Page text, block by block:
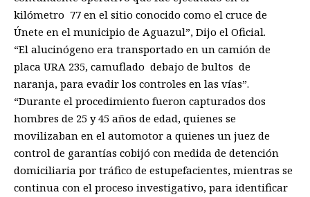
kilómetro 77 en el sitio conocido como el cruce de
Únete en el municipio de Aguazul”, Dijo el Oficial.
“El alucinógeno era transportado en un camión de
placa URA 235, camuflado debajo de bultos de
naranja, para evadir los controles en las vías”.
“Durante el procedimiento fueron capturados dos
hombres de 25 y 45 años de edad, quienes se
movilizaban en el automotor a quienes un juez de
control de garantías cobijó con medida de detención
domiciliaria por tráfico de estupefacientes, mientras se
continua con el proceso investigativo, para identificar